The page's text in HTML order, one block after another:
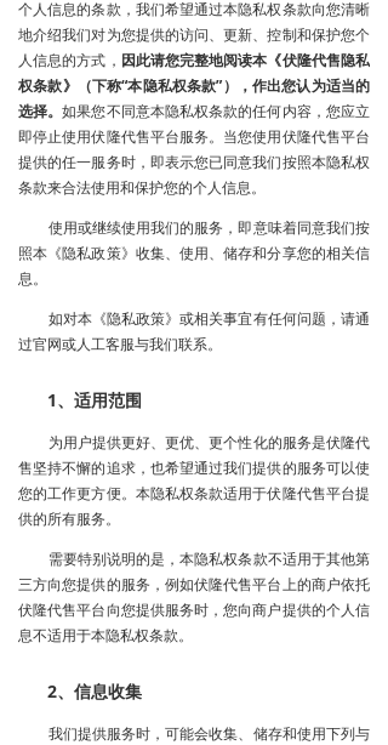
个人信息的条款，我们希望通过本隐私权条款向您清晰
地介绍我们对为您提供的访问、更新、控制和保护您个
人信息的方式， 因此请您完整地阅读本《伏隆代售隐私
权条款》（下称“本隐私权条款”），作出您认为适当的
选择。如果您不同意本隐私权条款的任何内容，您应立
即停止使用伏隆代售平台服务。当您使用伏隆代售平台
提供的任一服务时，即表示您已同意我们按照本隐私权
条款来合法使用和保护您的个人信息。
使用或继续使用我们的服务，即意味着同意我们按
照本《隐私政策》收集、使用、储存和分享您的相关信
息。
如对本《隐私政策》或相关事宜有任何问题，请通
过官网或人工客服与我们联系。
1、适用范围
为用户提供更好、更优、更个性化的服务是伏隆代
售坚持不懈的追求，也希望通过我们提供的服务可以使
您的工作更方便。本隐私权条款适用于伏隆代售平台提
供的所有服务。
需要特别说明的是，本隐私权条款不适用于其他第
三方向您提供的服务，例如伏隆代售平台上的商户依托
伏隆代售平台向您提供服务时，您向商户提供的个人信
息不适用于本隐私权条款。
2、信息收集
我们提供服务时，可能会收集、储存和使用下列与